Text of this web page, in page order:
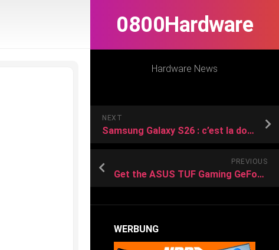
0800Hardware
Hardware News
NEXT
Samsung Galaxy S26 : c’est la douche froide pour l’Exynos 2600, les derniers benchmarks sont très décevants
PREVIOUS
Get the ASUS TUF Gaming GeForce RTX for its lowest-ever price at Amazon — save $150 right now
WERBUNG